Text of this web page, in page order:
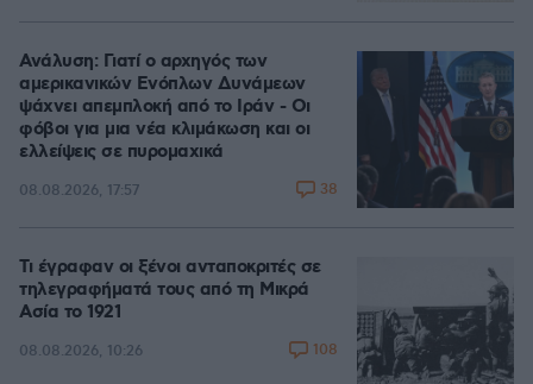
Ανάλυση: Γιατί ο αρχηγός των
αμερικανικών Ενόπλων Δυνάμεων
ψάχνει απεμπλοκή από το Ιράν - Οι
φόβοι για μια νέα κλιμάκωση και οι
ελλείψεις σε πυρομαχικά
08.08.2026, 17:57 38
Τι έγραφαν οι ξένοι ανταποκριτές σε
τηλεγραφήματά τους από τη Μικρά
Ασία το 1921
08.08.2026, 10:26 108